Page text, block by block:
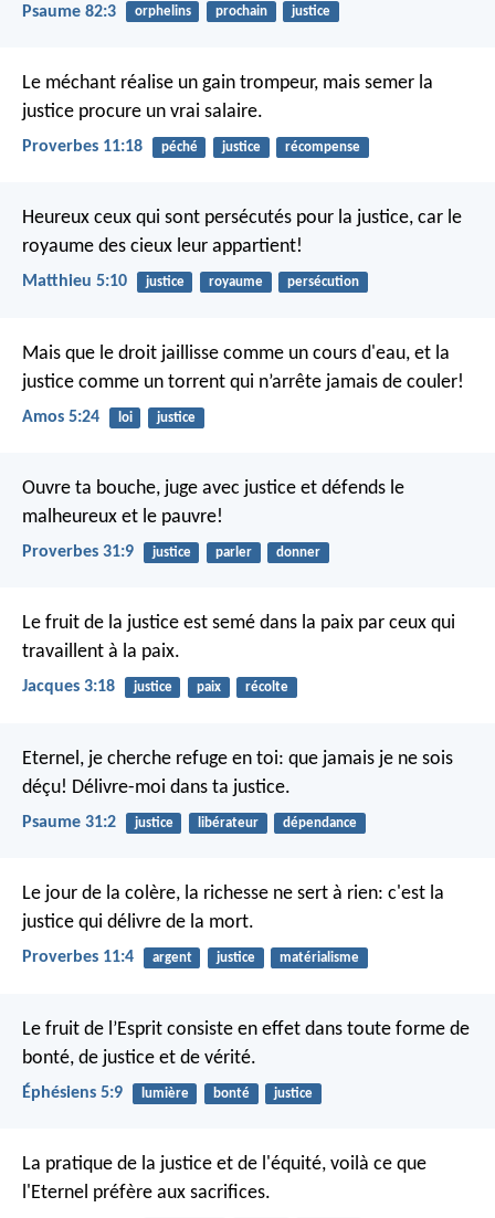
Psaume 82:3 orphelins prochain justice
Le méchant réalise un gain trompeur, mais semer la
justice procure un vrai salaire.
Proverbes 11:18 péché justice récompense
Heureux ceux qui sont persécutés pour la justice, car le
royaume des cieux leur appartient!
Matthieu 5:10 justice royaume persécution
Mais que le droit jaillisse comme un cours d'eau, et la
justice comme un torrent qui n’arrête jamais de couler!
Amos 5:24 loi justice
Ouvre ta bouche, juge avec justice et défends le
malheureux et le pauvre!
Proverbes 31:9 justice parler donner
Le fruit de la justice est semé dans la paix par ceux qui
travaillent à la paix.
Jacques 3:18 justice paix récolte
Eternel, je cherche refuge en toi: que jamais je ne sois
déçu! Délivre-moi dans ta justice.
Psaume 31:2 justice libérateur dépendance
Le jour de la colère, la richesse ne sert à rien: c'est la
justice qui délivre de la mort.
Proverbes 11:4 argent justice matérialisme
Le fruit de l’Esprit consiste en effet dans toute forme de
bonté, de justice et de vérité.
Éphésiens 5:9 lumière bonté justice
La pratique de la justice et de l'équité, voilà ce que
l'Eternel préfère aux sacrifices.